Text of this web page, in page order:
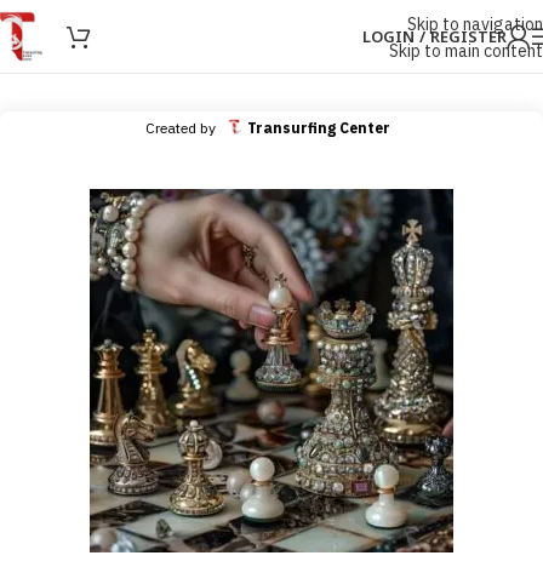
Skip to navigation
Skip to main content
LOGIN / REGISTER
Created by Transurfing Center